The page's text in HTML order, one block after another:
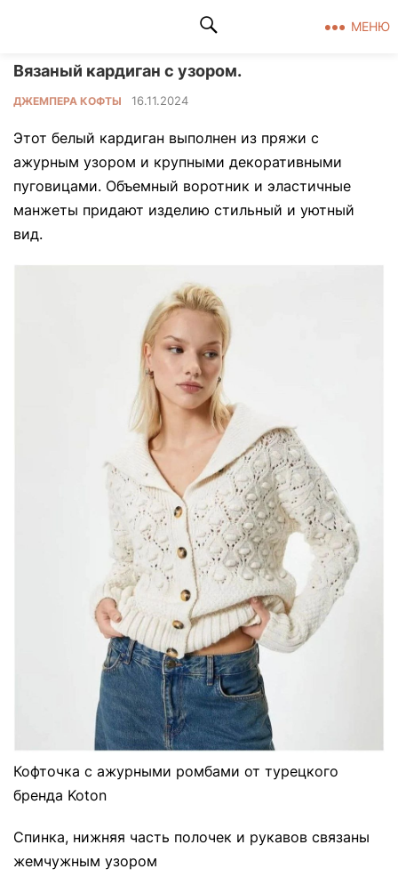
МЕНЮ
Вязаный кардиган с узором.
ДЖЕМПЕРА КОФТЫ 16.11.2024
Этот белый кардиган выполнен из пряжи с
ажурным узором и крупными декоративными
пуговицами. Объемный воротник и эластичные
манжеты придают изделию стильный и уютный
вид.
Кофточка с ажурными ромбами от турецкого
бренда Koton
Спинка, нижняя часть полочек и рукавов связаны
жемчужным узором